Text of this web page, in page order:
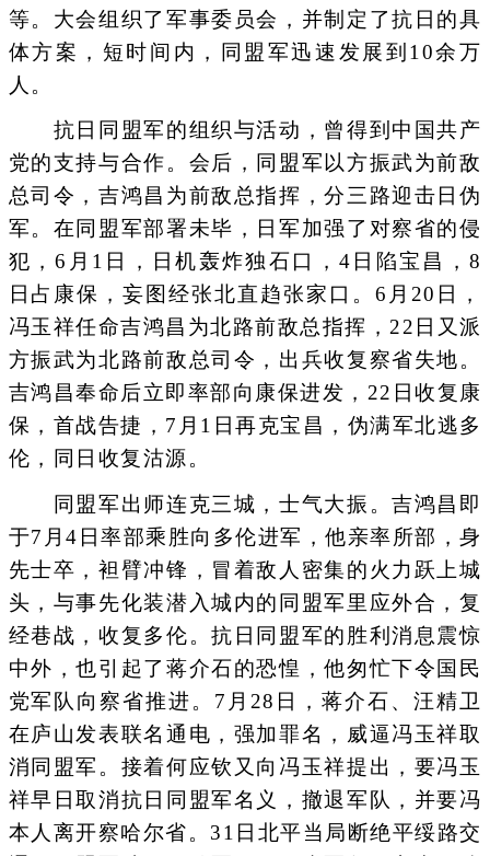
等。大会组织了军事委员会，并制定了抗日的具
体方案，短时间内，同盟军迅速发展到10余万
人。
抗日同盟军的组织与活动，曾得到中国共产
党的支持与合作。会后，同盟军以方振武为前敌
总司令，吉鸿昌为前敌总指挥，分三路迎击日伪
军。在同盟军部署未毕，日军加强了对察省的侵
犯，6月1日，日机轰炸独石口，4日陷宝昌，8
日占康保，妄图经张北直趋张家口。6月20日，
冯玉祥任命吉鸿昌为北路前敌总指挥，22日又派
方振武为北路前敌总司令，出兵收复察省失地。
吉鸿昌奉命后立即率部向康保进发，22日收复康
保，首战告捷，7月1日再克宝昌，伪满军北逃多
伦，同日收复沽源。
同盟军出师连克三城，士气大振。吉鸿昌即
于7月4日率部乘胜向多伦进军，他亲率所部，身
先士卒，袒臂冲锋，冒着敌人密集的火力跃上城
头，与事先化装潜入城内的同盟军里应外合，复
经巷战，收复多伦。抗日同盟军的胜利消息震惊
中外，也引起了蒋介石的恐惶，他匆忙下令国民
党军队向察省推进。7月28日，蒋介石、汪精卫
在庐山发表联名通电，强加罪名，威逼冯玉祥取
消同盟军。接着何应钦又向冯玉祥提出，要冯玉
祥早日取消抗日同盟军名义，撤退军队，并要冯
本人离开察哈尔省。31日北平当局断绝平绥路交